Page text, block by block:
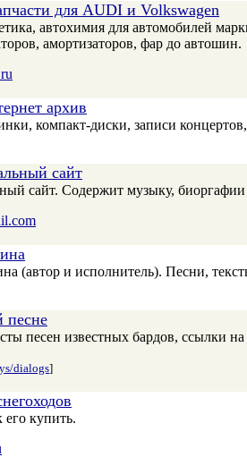
для AUDI и Volkswagen
автохимия для автомобилей
амортизаторов, фар до автошин.
архив
компакт-диски, записи
сайт
сайт. Содержит музыку,
(автор и исполнитель). Песни,
песне
песен известных бардов, ссылки
dialogs]
его купить.